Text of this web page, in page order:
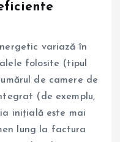
variază în
folosite (tipul
de camere de
(de exemplu,
inițială este mai
lung la factura